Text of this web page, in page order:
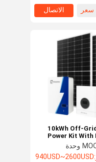
سعر
الاتصال
10kWh Off-Grid Solar
Power Kit With
Inverter And
Battery
940USD~2600USD